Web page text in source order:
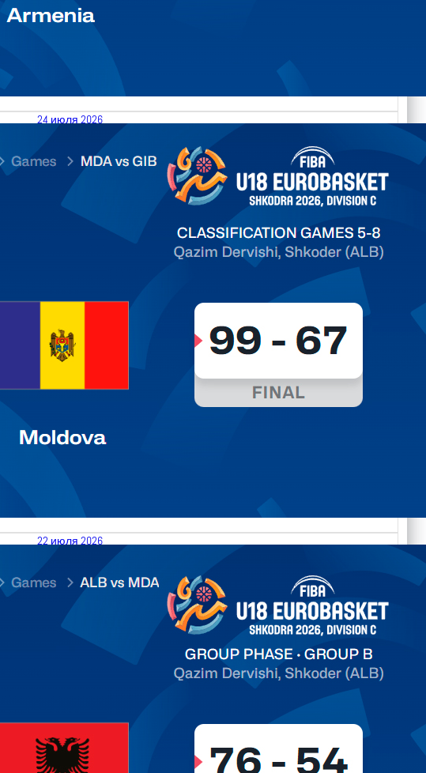
24 июля 2026
25.07.2026 Moldova vs Gibraltar FIBA U18 EuroBasket 2026,
Division C
КалендарьТаблица Выберите Обзор Статистика Матч сыгран 0
Читать далее
22 июля 2026
23.07.2026 Albania vs Moldova FIBA U18 EuroBasket 2026,
Division C
КалендарьТаблица Выберите Обзор Статистика Матч сыгран 0
Читать далее